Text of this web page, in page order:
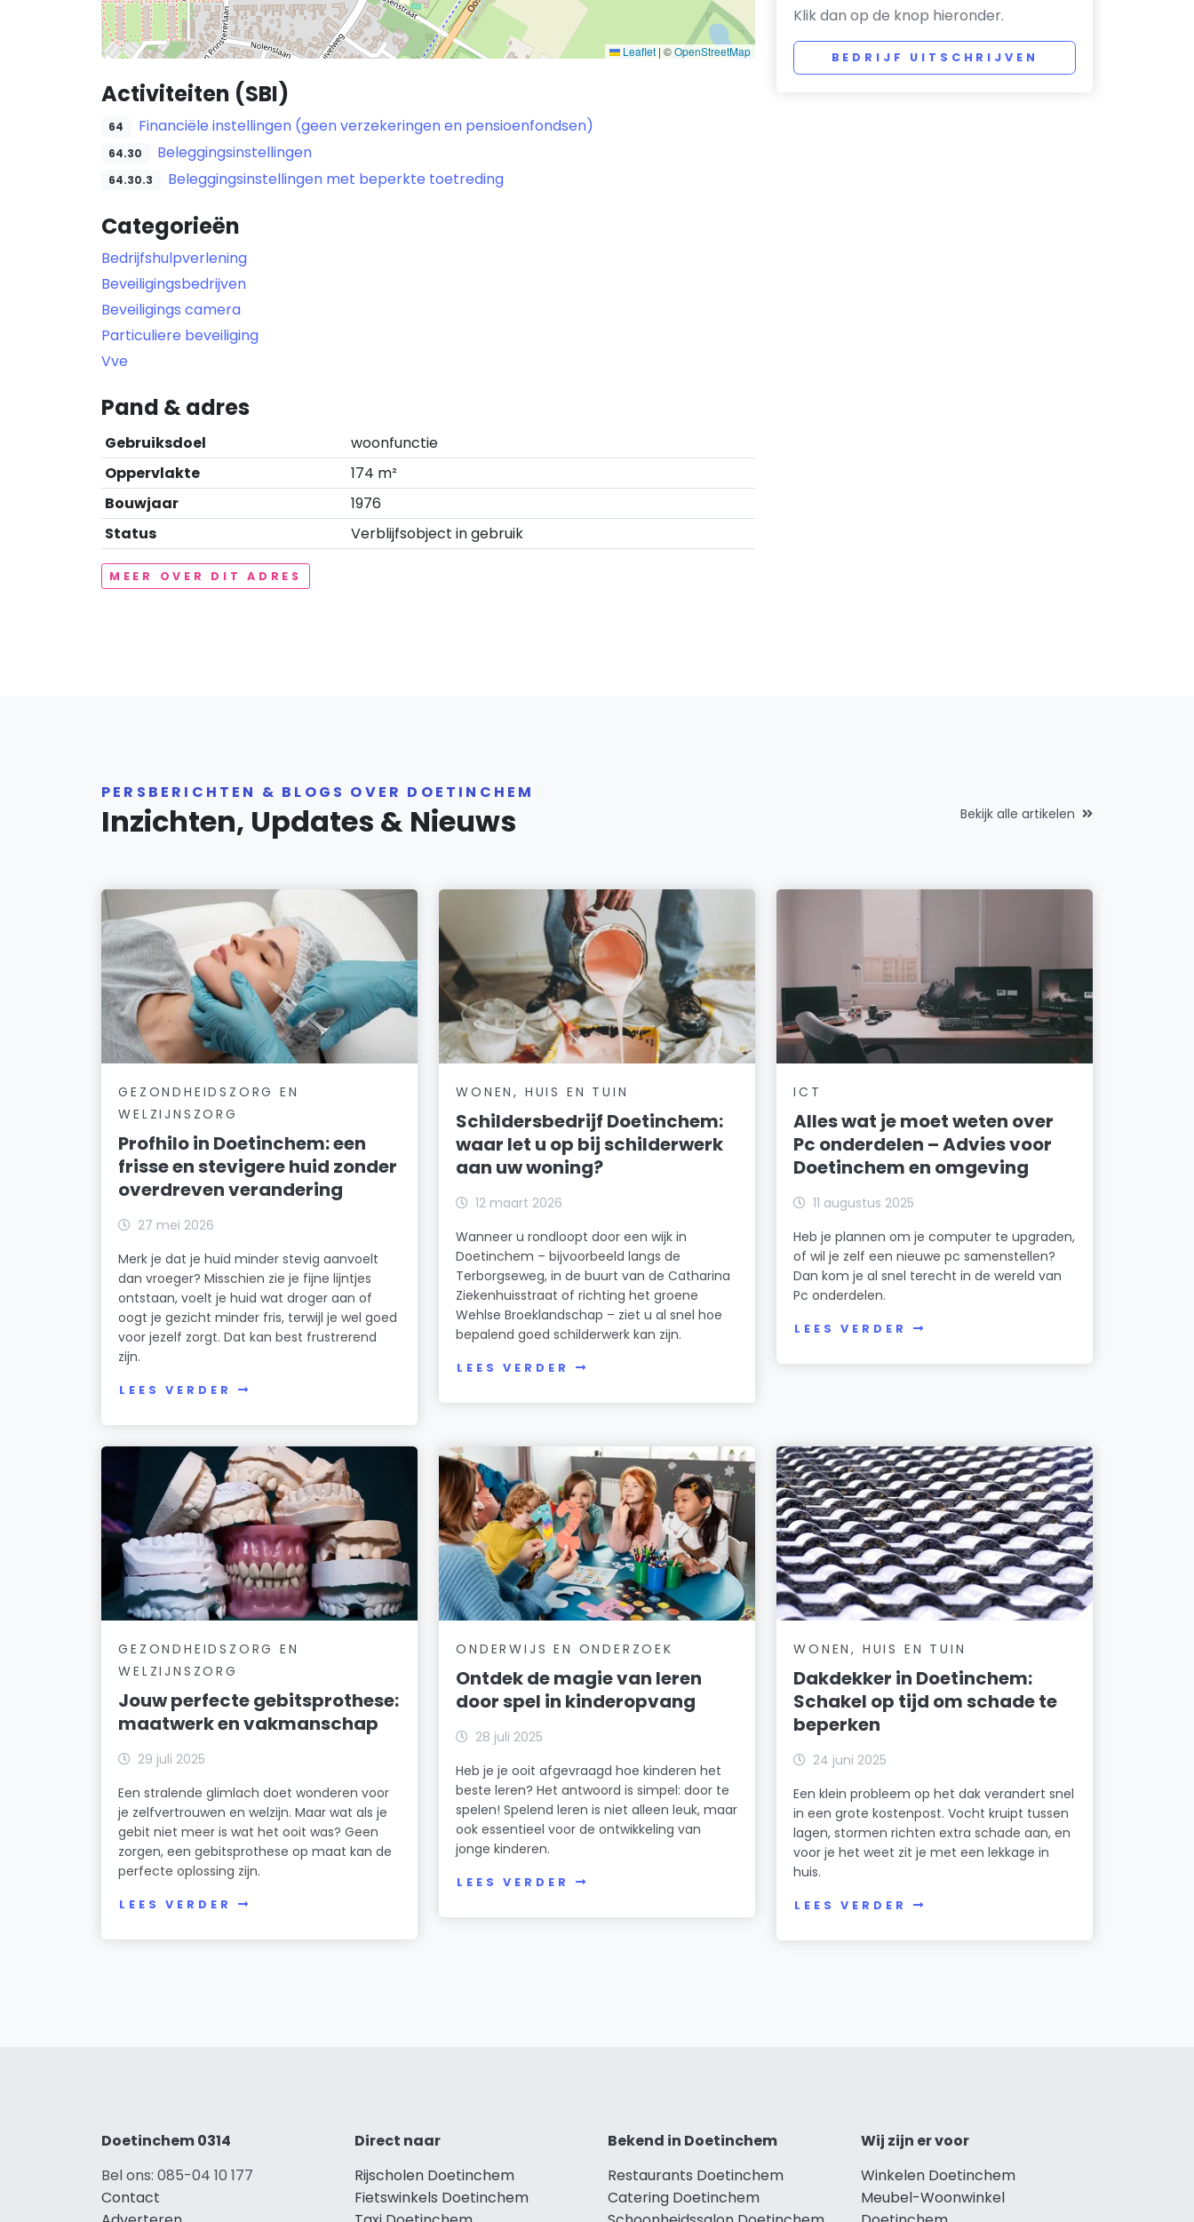
Leaflet | ©OpenStreetMap
Activiteiten (SBI)
64 Financiële instellingen (geen verzekeringen en pensioenfondsen)
64.30 Beleggingsinstellingen
64.30.3 Beleggingsinstellingen met beperkte toetreding
Categorieën
Bedrijfshulpverlening
Beveiligingsbedrijven
Beveiligings camera
Particuliere beveiliging
Vve
Pand & adres
Gebruiksdoel
woonfunctie
Oppervlakte
174 m²
Bouwjaar
1976
Status
Verblijfsobject in gebruik
MEER OVER DIT ADRES
Klik dan op de knop hieronder.
BEDRIJF UITSCHRIJVEN
PERSBERICHTEN & BLOGS OVER DOETINCHEM
Inzichten, Updates & Nieuws Bekijk alle artikelen
GEZONDHEIDSZORG EN
WELZIJNSZORG
Profhilo in Doetinchem: een
frisse en stevigere huid zonder
overdreven verandering
27 mei 2026
Merk je dat je huid minder stevig aanvoelt
dan vroeger? Misschien zie je fijne lijntjes
ontstaan, voelt je huid wat droger aan of
oogt je gezicht minder fris, terwijl je wel goed
voor jezelf zorgt. Dat kan best frustrerend
zijn.
LEES VERDER
WONEN, HUIS EN TUIN
Schildersbedrijf Doetinchem:
waar let u op bij schilderwerk
aan uw woning?
12 maart 2026
Wanneer u rondloopt door een wijk in
Doetinchem – bijvoorbeeld langs de
Terborgseweg, in de buurt van de Catharina
Ziekenhuisstraat of richting het groene
Wehlse Broeklandschap – ziet u al snel hoe
bepalend goed schilderwerk kan zijn.
LEES VERDER
ICT
Alles wat je moet weten over
Pc onderdelen – Advies voor
Doetinchem en omgeving
11 augustus 2025
Heb je plannen om je computer te upgraden,
of wil je zelf een nieuwe pc samenstellen?
Dan kom je al snel terecht in de wereld van
Pc onderdelen.
LEES VERDER
GEZONDHEIDSZORG EN
WELZIJNSZORG
Jouw perfecte gebitsprothese:
maatwerk en vakmanschap
29 juli 2025
Een stralende glimlach doet wonderen voor
je zelfvertrouwen en welzijn. Maar wat als je
gebit niet meer is wat het ooit was? Geen
zorgen, een gebitsprothese op maat kan de
perfecte oplossing zijn.
LEES VERDER
ONDERWIJS EN ONDERZOEK
Ontdek de magie van leren
door spel in kinderopvang
28 juli 2025
Heb je je ooit afgevraagd hoe kinderen het
beste leren? Het antwoord is simpel: door te
spelen! Spelend leren is niet alleen leuk, maar
ook essentieel voor de ontwikkeling van
jonge kinderen.
LEES VERDER
WONEN, HUIS EN TUIN
Dakdekker in Doetinchem:
Schakel op tijd om schade te
beperken
24 juni 2025
Een klein probleem op het dak verandert snel
in een grote kostenpost. Vocht kruipt tussen
lagen, stormen richten extra schade aan, en
voor je het weet zit je met een lekkage in
huis.
LEES VERDER
Doetinchem 0314
Bel ons: 085-04 10 177
Contact
Direct naar
Rijscholen Doetinchem
Fietswinkels Doetinchem
Bekend in Doetinchem
Restaurants Doetinchem
Catering Doetinchem
Wij zijn er voor
Winkelen Doetinchem
Meubel-Woonwinkel